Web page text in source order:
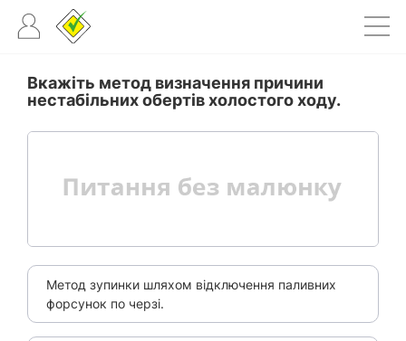
Вкажіть метод визначення причини
нестабільних обертів холостого ходу.
Метод зупинки шляхом відключення паливних
форсунок по черзі.